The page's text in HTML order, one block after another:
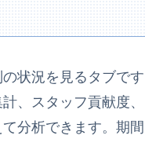
状況を見るタブで
計、スタッフ貢献度
分析できます。期